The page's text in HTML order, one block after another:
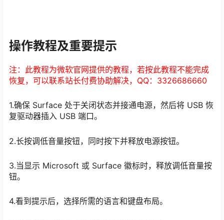
操作教程及重要提示
注：此教程为微软官网提供的教程，若按此教程不能完成
恢复，可以联系站长付费协助解决，QQ：3326686660
1.确保 Surface 处于关闭状态并接通电源，然后将 USB 恢
复驱动器插入 USB 端口。
2.长按调低音量按钮，同时按下并释放电源按钮。
3.当显示 Microsoft 或 Surface 徽标时，释放调低音量按
钮。
4.看到提示后，选择所需的语言和键盘布局。